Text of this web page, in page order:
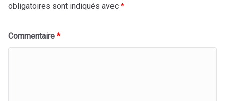
obligatoires sont indiqués avec *
Commentaire *